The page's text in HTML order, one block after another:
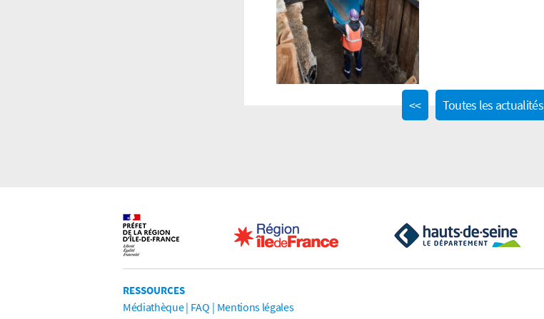
<<Previous
post:
Toutes les actualités
RESSOURCES
Médiathèque FAQ Mentions légales